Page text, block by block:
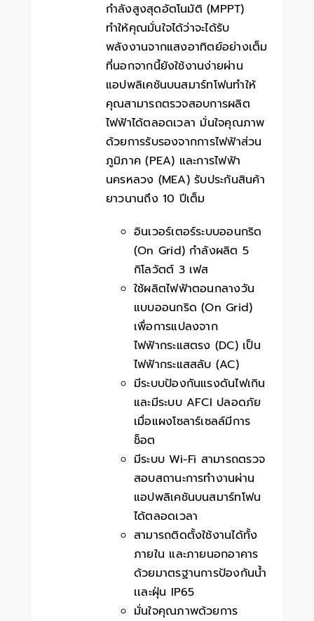
กำลังสูงสุดอัตโนมัติ (MPPT)
ทำให้คุณมั่นใจได้ว่าจะได้รับ
พลังงานจากแสงอาทิตย์อย่างเต็ม
ที่นอกจากนี้ยังใช้งานง่ายผ่าน
แอปพลิเคชันบนสมาร์ทโฟนทำให้
คุณสามารถตรวจสอบการผลิต
ไฟฟ้าได้ตลอดเวลา มั่นใจคุณภาพ
ด้วยการรับรองจากการไฟฟ้าส่วน
ภูมิภาค (PEA) และการไฟฟ้า
นครหลวง (MEA) รับประกันสินค้า
ยาวนานถึง 10 ปีเต็ม
อินเวอร์เตอร์ระบบออนกริด
(On Grid) กำลังผลิต 5
กิโลวัตต์ 3 เฟส
ใช้ผลิตไฟฟ้าตอนกลางวัน
แบบออนกริด (On Grid)
เพื่อการแปลงจาก
ไฟฟ้ากระแสตรง (DC) เป็น
ไฟฟ้ากระแสสลับ (AC)
มีระบบป้องกันแรงดันไฟเกิน
และมีระบบ AFCI ปลอดภัย
เมื่อแผงโซลาร์เซลล์มีการ
ช็อต
มีระบบ Wi-Fi สามารถตรวจ
สอบสถานะการทำงานผ่าน
แอปพลิเคชันบนสมาร์ทโฟน
ได้ตลอดเวลา
สามารถติดตั้งใช้งานได้ทั้ง
ภายใน และภายนอกอาคาร
ด้วยมาตรฐานการป้องกันน้ำ
เเละฝุ่น IP65
มั่นใจคุณภาพด้วยการ